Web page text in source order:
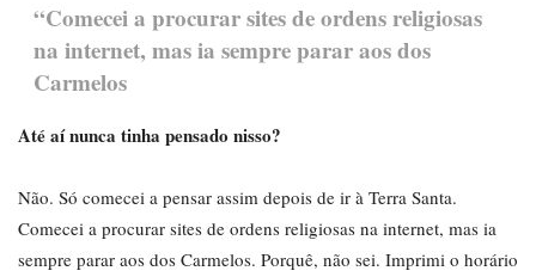
“Comecei a procurar sites de ordens religiosas
na internet, mas ia sempre parar aos dos
Carmelos
Até aí nunca tinha pensado nisso?
Não. Só comecei a pensar assim depois de ir à Terra Santa.
Comecei a procurar sites de ordens religiosas na internet, mas ia
sempre parar aos dos Carmelos. Porquê, não sei. Imprimi o horário